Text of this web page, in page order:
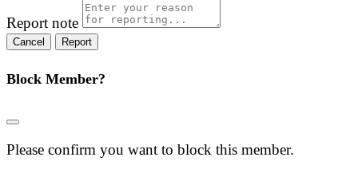
Report note
Report
Block Member?
Please confirm you want to block this member.